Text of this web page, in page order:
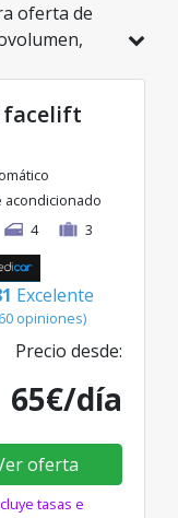
oferta de
categoría
desde solo
facelift
acondicionado
4 3
Excelente
opiniones)
Precio desde:
65€/día
oferta
tasas e